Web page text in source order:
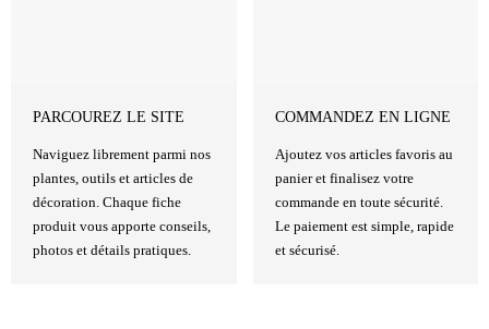
PARCOUREZ LE SITE
Naviguez librement parmi nos
plantes, outils et articles de
décoration. Chaque fiche
produit vous apporte conseils,
photos et détails pratiques.
COMMANDEZ EN LIGNE
Ajoutez vos articles favoris au
panier et finalisez votre
commande en toute sécurité.
Le paiement est simple, rapide
et sécurisé.